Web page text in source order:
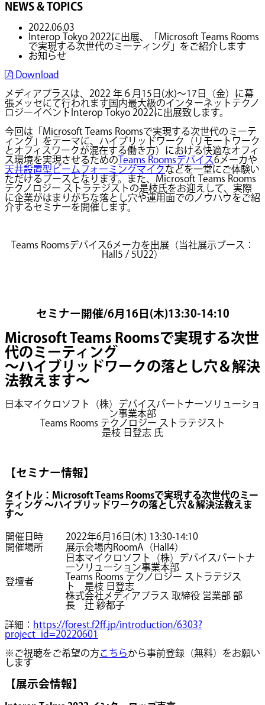
NEWS & TOPICS
2022.06.03
Interop Tokyo 2022に出展、「Microsoft Teams Rooms
で実現する次世代のミーティング」をご紹介します
お知らせ
Download
メディアプラスは、2022 年６月15日(水)～17日（金）に幕
張メッセにて行われます国内最大級のインターネットテクノ
ロジーイベントInterop Tokyo 2022に出展致します。
今回は「Microsoft Teams Roomsで実現する次世代のミーテ
ィング」をテーマに、ハイブリッドワーク（リモートワーク
とオフィスワークが混在する働き方）における快適なオフィ
ス環境を実現させるためのTeams Roomsデバイス6メーカや
天井設置型ビームフォーミングマイクなどを一堂にご体験い
ただけるブースとなります。また、Microsoft Teams Rooms
テクノロジー ストラテジストの是枝氏をお迎えして、実際
に企業がはまりがちな落とし穴や運用面でのノウハウをご紹
介するセミナーを開催します。
Teams Roomsデバイス6メーカを出展（当社展示ブース：
Hall5 / 5U22）
セミナー開催/6月16日(木)13:30-14:10
Microsoft Teams Roomsで実現する次世
代のミーティング
～ハイブリッドワークの落とし穴＆解決
法教えます～
日本マイクロソフト（株）デバイスパートナーソリューショ
ン事業本部
Teams Rooms テクノロジー ストラテジスト
是枝 日登志 氏
【セミナー情報】
タイトル：Microsoft Teams Roomsで実現する次世代のミー
ティング ～ハイブリッドワークの落とし穴＆解決法教えま
す～
開催日時
2022年6月16日(木) 13:30-14:10
開催場所
展示会場内RoomA（Hall4）
登壇者
日本マイクロソフト（株）デバイスパートナ
ーソリューション事業本部
Teams Rooms テクノロジー ストラテジス
ト 是枝 日登志
株式会社メディアプラス 取締役 営業部 部
長 辻 紗都子
詳細： https://forest.f2ff.jp/introduction/6303?
project_id=20220601
※ご視聴をご希望の方こちらから事前登録（無料）をお願い
します
【展示会情報】